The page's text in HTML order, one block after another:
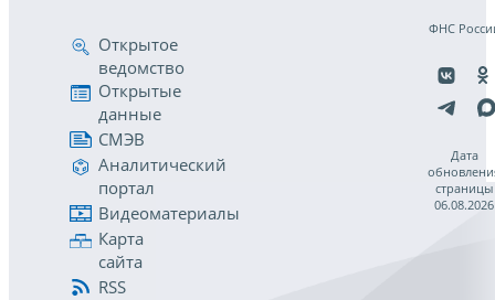
Открытое
ведомство
Открытые
данные
СМЭВ
Аналитический
портал
Видеоматериалы
Карта
сайта
RSS
ФНС
Дата
страницы
06.08.2026